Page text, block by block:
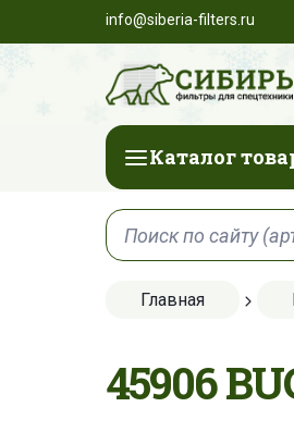
info@siberia-filters.ru
Каталог
Главная
45906